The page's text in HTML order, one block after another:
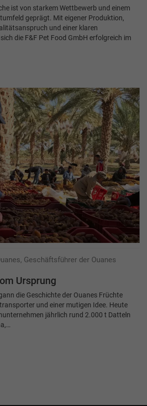
ist von starkem Wettbewerb und einem
geprägt. Mit eigener Produktion,
und einer klaren
die F&F Pet Food GmbH erfolgreich im
Geschäftsführer der Ouanes
Ursprung
die Geschichte der Ouanes Früchte
und einer mutigen Idee. Heute
jährlich rund 2.000 t Datteln